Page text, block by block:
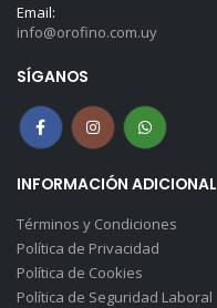
Email:
info@orofino.com.uy
SÍGANOS
INFORMACIÓN ADICIONAL
Términos y Condiciones
Política de Privacidad
Política de Cookies
Política de Seguridad Laboral